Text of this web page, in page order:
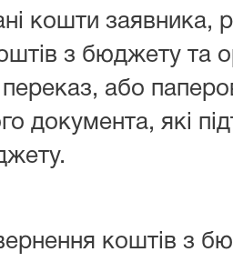
кошти заявника,
з бюджету та
або
документа, які
коштів з